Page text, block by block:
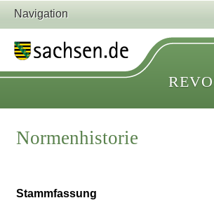
Navigation
Normenhistorie
Stammfassung